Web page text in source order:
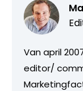
Van april
editor/